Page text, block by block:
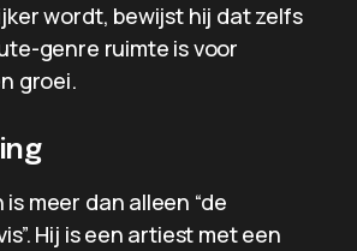
wordt, bewijst hij dat zelfs
genre ruimte is voor
groei.
meer dan alleen “de
Hij is een artiest met een